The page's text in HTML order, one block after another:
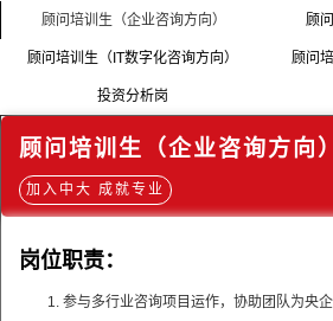
顾问培训生（企业咨询方向） 顾
顾问培训生（IT数字化咨询方向） 顾问
投资分析岗
顾问培训生（企业咨询方向）
加入中大 成就专业
岗位职责：
1. 参与多行业咨询项目运作，协助团队为央